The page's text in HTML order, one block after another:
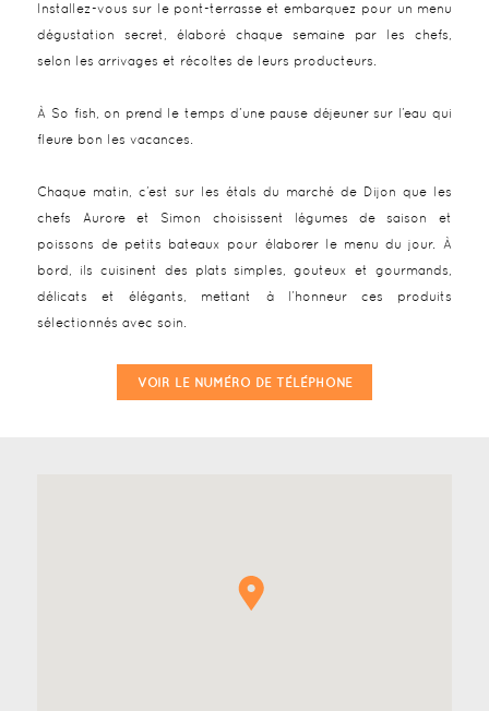
Installez-vous sur le pont-terrasse et embarquez pour un menu
dégustation secret, élaboré chaque semaine par les chefs,
selon les arrivages et récoltes de leurs producteurs.
À So fish, on prend le temps d’une pause déjeuner sur l’eau qui
fleure bon les vacances.
Chaque matin, c’est sur les étals du marché de Dijon que les
chefs Aurore et Simon choisissent légumes de saison et
poissons de petits bateaux pour élaborer le menu du jour. À
bord, ils cuisinent des plats simples, gouteux et gourmands,
délicats et élégants, mettant à l’honneur ces produits
sélectionnés avec soin.
VOIR LE NUMÉRO DE TÉLÉPHONE